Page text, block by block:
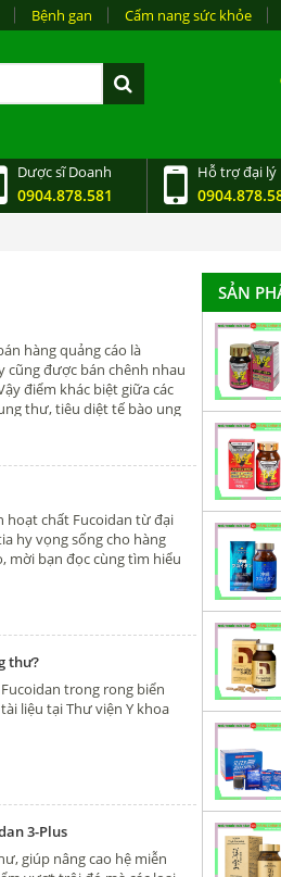
Bệnh gan Cẩm nang sức khỏe
Dược sĩ Doanh
0904.878.581
Hỗ trợ đại lý
hàng quảng cáo là
cũng được bán chênh nhau
điểm khác biệt giữa các
thư, tiêu diệt tế bào ung
hoạt chất Fucoidan từ đại
hy vọng sống cho hàng
mời bạn đọc cùng tìm hiểu
thư?
trong rong biển
liệu tại Thư viện Y khoa
3-Plus
giúp nâng cao hệ miễn
SẢN